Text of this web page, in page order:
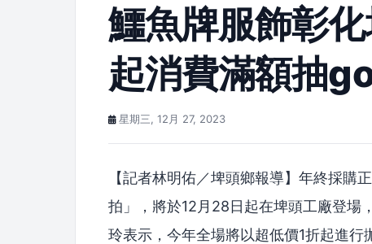
鱷魚牌服飾彰
起消費滿額抽
星期三, 12月 27, 2023
【記者林明佑／埤頭鄉報導】年終採購
拍」，將於12月28日起在埤頭工廠登場
玲表示，今年全場將以超低價1折起進